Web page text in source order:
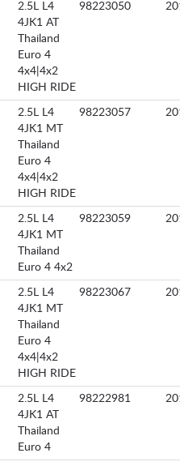
2.5L L4
4JK1 AT
Thailand
Euro 4
4x4|4x2
HIGH RIDE
98223050
2.5L L4
4JK1 MT
Thailand
Euro 4
4x4|4x2
HIGH RIDE
98223057
2.5L L4
4JK1 MT
Thailand
Euro 4 4x2
98223059
2.5L L4
4JK1 MT
Thailand
Euro 4
4x4|4x2
HIGH RIDE
98223067
2.5L L4
4JK1 AT
Thailand
Euro 4
98222981